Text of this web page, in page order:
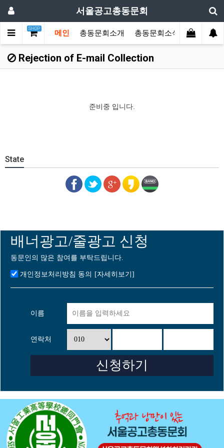
서울공고총동문회
SHOP
메인 총동문회소개 총동문회소식 동문한마
Rejection of E-mail Collection
준비중 입니다.
State
배너광고/줄광고 신청
동문인의 많은 참여를 부탁드립니다.
개인정보처리방침 동의 [자세히보기]
이름
연락처